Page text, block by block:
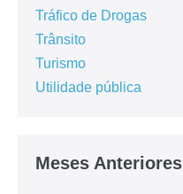
Tráfico de Drogas
Trânsito
Turismo
Utilidade pública
Meses Anteriores